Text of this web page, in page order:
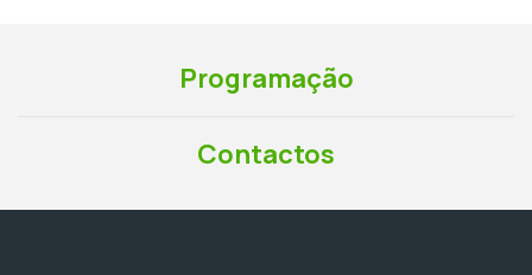
Programação
Contactos